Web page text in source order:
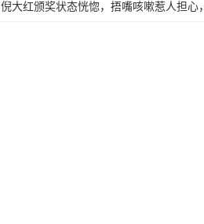
倪大红颁奖状态恍惚，捂嘴咳嗽惹人担心，